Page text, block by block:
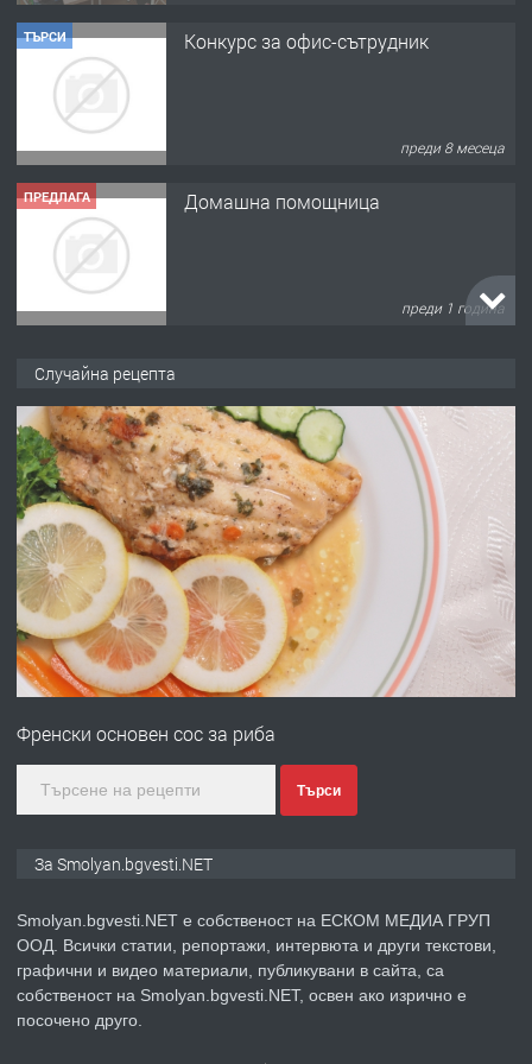
ПРЕДЛАГА Домашна помощница
преди 1 година
ПРЕДЛАГА Къща в Марония, Гърция
преди 2 години
НЕГОВОТО КАЧЕСТВО
преди 2 години
ПРЕДЛАГА Имот в Северна Гърция, до Кавала
преди 2 години
ПРЕДЛАГА Иглолистни Пелети клас А1
преди 2 години
ТЪРСИ Търсят се строителни работници
Случайна рецепта
Френски основен сос за риба
Търси
За Smolyan.bgvesti.NET
Smolyan.bgvesti.NET е собственост на ЕСКОМ МЕДИА ГРУП
ООД. Всички статии, репортажи, интервюта и други текстови,
графични и видео материали, публикувани в сайта, са
собственост на Smolyan.bgvesti.NET, освен ако изрично е
посочено друго.